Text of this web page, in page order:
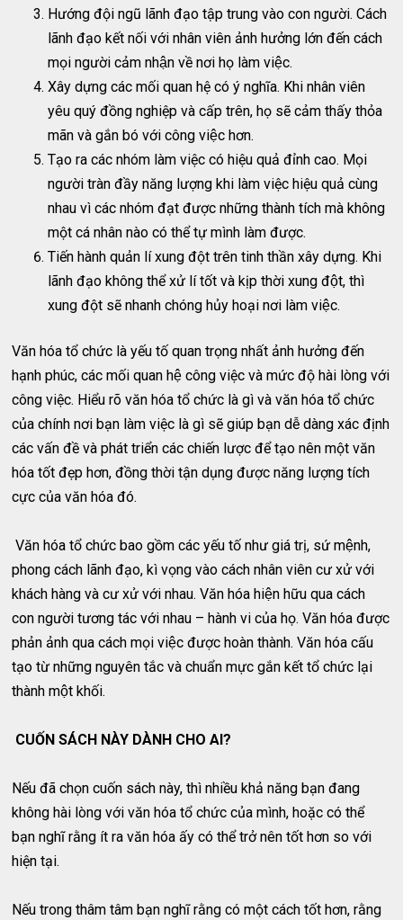
Hướng đội ngũ lãnh đạo tập trung vào con người. Cách
lãnh đạo kết nối với nhân viên ảnh hưởng lớn đến cách
mọi người cảm nhận về nơi họ làm việc.
Xây dựng các mối quan hệ có ý nghĩa. Khi nhân viên
yêu quý đồng nghiệp và cấp trên, họ sẽ cảm thấy thỏa
mãn và gắn bó với công việc hơn.
Tạo ra các nhóm làm việc có hiệu quả đỉnh cao. Mọi
người tràn đầy năng lượng khi làm việc hiệu quả cùng
nhau vì các nhóm đạt được những thành tích mà không
một cá nhân nào có thể tự mình làm được.
Tiến hành quản lí xung đột trên tinh thần xây dựng. Khi
lãnh đạo không thể xử lí tốt và kịp thời xung đột, thì
xung đột sẽ nhanh chóng hủy hoại nơi làm việc.
Văn hóa tổ chức là yếu tố quan trọng nhất ảnh hưởng đến
hạnh phúc, các mối quan hệ công việc và mức độ hài lòng với
công việc. Hiểu rõ văn hóa tổ chức là gì và văn hóa tổ chức
của chính nơi bạn làm việc là gì sẽ giúp bạn dễ dàng xác định
các vấn đề và phát triển các chiến lược để tạo nên một văn
hóa tốt đẹp hơn, đồng thời tận dụng được năng lượng tích
cực của văn hóa đó.
Văn hóa tổ chức bao gồm các yếu tố như giá trị, sứ mệnh,
phong cách lãnh đạo, kì vọng vào cách nhân viên cư xử với
khách hàng và cư xử với nhau. Văn hóa hiện hữu qua cách
con người tương tác với nhau – hành vi của họ. Văn hóa được
phản ảnh qua cách mọi việc được hoàn thành. Văn hóa cấu
tạo từ những nguyên tắc và chuẩn mực gắn kết tổ chức lại
thành một khối.
CUỐN SÁCH NÀY DÀNH CHO AI?
Nếu đã chọn cuốn sách này, thì nhiều khả năng bạn đang
không hài lòng với văn hóa tổ chức của mình, hoặc có thể
bạn nghĩ rằng ít ra văn hóa ấy có thể trở nên tốt hơn so với
hiện tại.
Nếu trong thâm tâm bạn nghĩ rằng có một cách tốt hơn, rằng